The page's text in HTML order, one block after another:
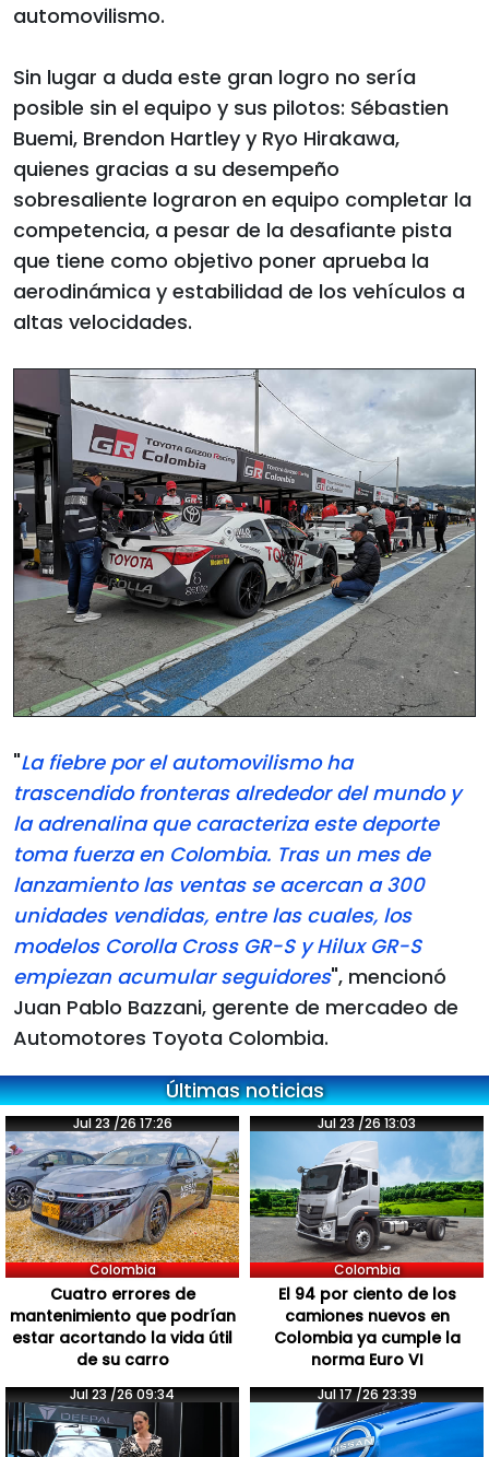
automovilismo.
Sin lugar a duda este gran logro no sería
posible sin el equipo y sus pilotos: Sébastien
Buemi, Brendon Hartley y Ryo Hirakawa,
quienes gracias a su desempeño
sobresaliente lograron en equipo completar la
competencia, a pesar de la desafiante pista
que tiene como objetivo poner aprueba la
aerodinámica y estabilidad de los vehículos a
altas velocidades.
"La fiebre por el automovilismo ha
trascendido fronteras alrededor del mundo y
la adrenalina que caracteriza este deporte
toma fuerza en Colombia. Tras un mes de
lanzamiento las ventas se acercan a 300
unidades vendidas, entre las cuales, los
modelos Corolla Cross GR-S y Hilux GR-S
empiezan acumular seguidores", mencionó
Juan Pablo Bazzani, gerente de mercadeo de
Automotores Toyota Colombia.
Últimas noticias
Jul 23 /26 17:26
Colombia
Cuatro errores de
mantenimiento que podrían
estar acortando la vida útil
de su carro
Jul 23 /26 13:03
Colombia
El 94 por ciento de los
camiones nuevos en
Colombia ya cumple la
norma Euro VI
Jul 23 /26 09:34 Jul 17 /26 23:39